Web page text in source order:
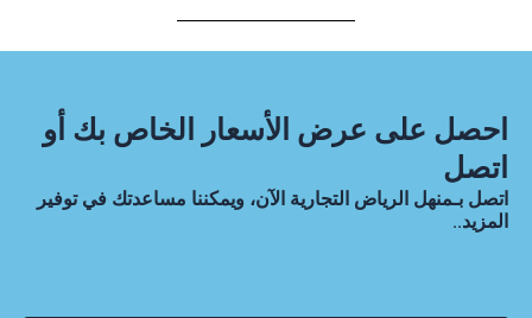
احصل على عرض الأسعار الخاص بك أو
اتصل
اتصل بـمنهل الرياض التجارية الآن، ويمكننا مساعدتك في توفير
المزيد..